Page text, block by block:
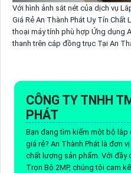
Với hình ảnh sắt nét của dịch vụ
Giá Rẻ An Thành Phát Uy Tín Chất
thoại máy tính phù hợp Ứng dụng
thanh trên cáp đồng trục Tại An
CÔNG TY TNHH
PHÁT
Bạn đang tìm kiếm một bộ
giá rẻ? An Thành Phát là đơn
chất lượng sản phẩm. Với đầy
Trọn Bộ 2MP, chúng tôi cam